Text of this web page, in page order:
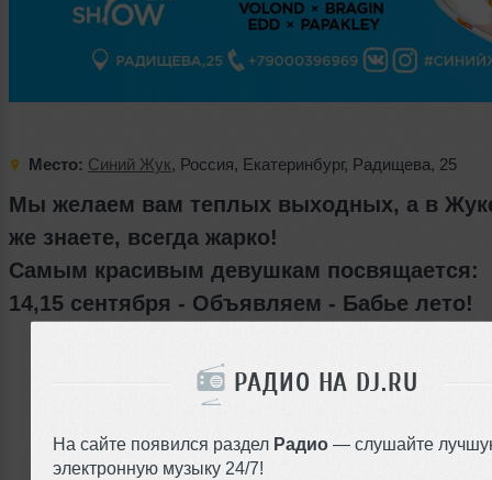
РАДИО НА DJ.RU
На сайте появился раздел Радио — слушайте
электронную музыку 24/7!
Место: Синий Жук, Россия, Екатеринбург, Радищева, 25
Мы желаем вам теплых выходных, а в
же знаете, всегда жарко!
Самым красивым девушкам посвящается:
14,15 сентября - Объявляем - Бабье лето!
Специальная коктейльная карта
Самые красивые девушки и парни #екб
Атмосфера праздника
Топовые диджеи: